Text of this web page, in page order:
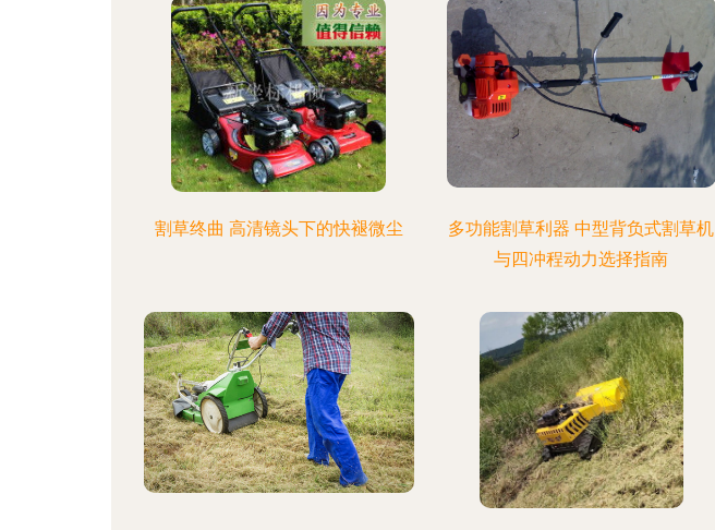
割草终曲 高清镜头下的快褪微尘
多功能割草利器 中型背负式割草机
与四冲程动力选择指南